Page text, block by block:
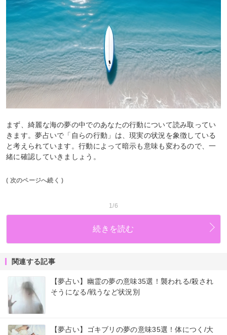
まず、綺麗な海の夢の中でのあなたの行動について読み取ってい
きます。夢占いで「自らの行動」は、現実の状況を象徴している
と考えられています。行動によって暗示も意味も変わるので、一
緒に確認していきましょう。
( 次のページへ続く )
1/6
続きを読む
関連する記事
【夢占い】幽霊の夢の意味35選！襲われる/殺され
そうになる/戦うなど状況別
【夢占い】ゴキブリの夢の意味35選！体につく/大